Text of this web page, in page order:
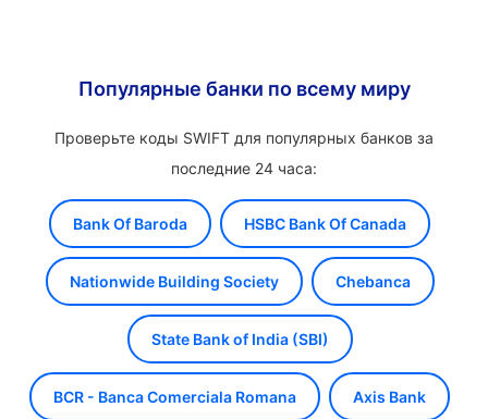
Популярные банки по всему миру
Проверьте коды SWIFT для популярных банков за
последние 24 часа:
Bank Of Baroda HSBC Bank Of Canada
Nationwide Building Society Chebanca
State Bank of India (SBI)
BCR - Banca Comerciala Romana Axis Bank